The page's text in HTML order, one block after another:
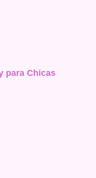
para Chicas